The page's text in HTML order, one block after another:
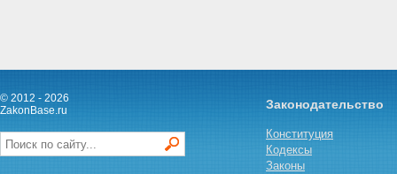
© 2012 - 2026
ZakonBase.ru
Законодательство
Конституция
Кодексы
Законы